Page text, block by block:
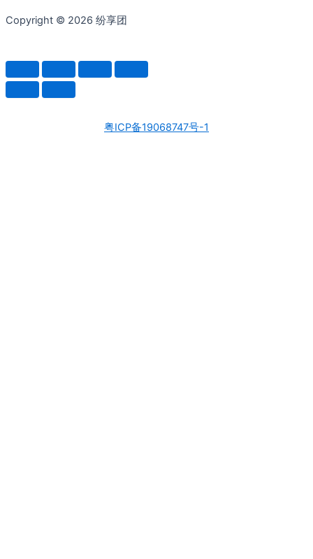
Copyright © 2026 纷享团
粤ICP备19068747号-1